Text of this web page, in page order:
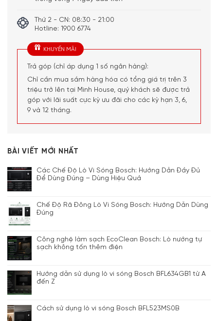
Thứ 2 - CN: 08:30 - 21:00
Hotline: 1900 6774
KHUYẾN MÃI
Trả góp (chỉ áp dụng 1 số ngân hàng):
Chỉ cần mua sắm hàng hóa có tổng giá trị trên 3
triệu trở lên tại Minh House, quý khách sẽ được trả
góp với lãi suất cực kỳ ưu đãi cho các kỳ hạn 3, 6,
9 và 12 tháng.
BÀI VIẾT MỚI NHẤT
Các Chế Độ Lò Vi Sóng Bosch: Hướng Dẫn Đầy Đủ
Để Dùng Đúng – Dùng Hiệu Quả
Chế Độ Rã Đông Lò Vi Sóng Bosch: Hướng Dẫn Dùng
Đúng
Công nghệ làm sạch EcoClean Bosch: Lò nướng tự
sạch không tốn thêm điện
Hướng dẫn sử dụng lò vi sóng Bosch BFL634GB1 từ A
đến Z
Cách sử dụng lò vi sóng Bosch BFL523MS0B